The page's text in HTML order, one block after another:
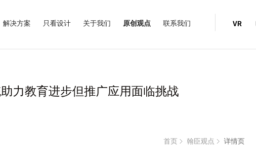
解决方案 只看设计 关于我们 原创观点 联系我们
力教育进步但推广应用面临挑战
首页
翰臣观点 详情页